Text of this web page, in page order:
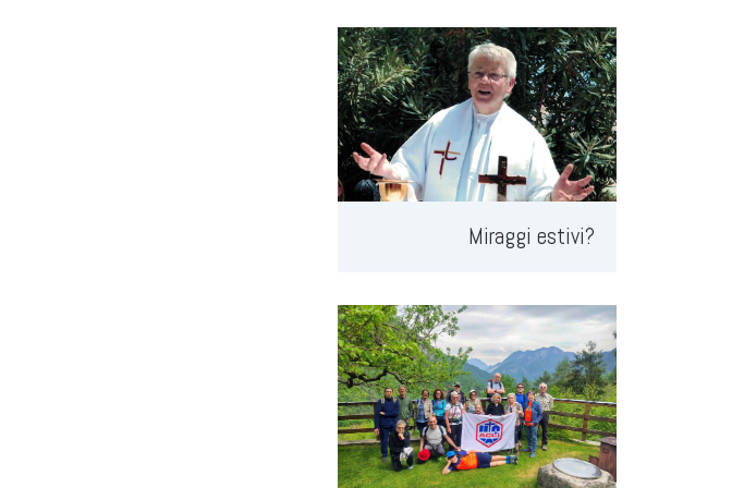
Miraggi estivi?